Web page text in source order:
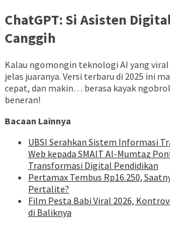
ChatGPT: Si Asisten
Canggih
Kalau ngomongin teknologi AI yang
jelas juaranya. Versi terbaru di 2025 ini
cepat, dan makin… berasa kayak
beneran!
Bacaan Lainnya
UBSI Serahkan Sistem Informasi
Web kepada SMAIT Al-Mumtaz
Transformasi Digital Pendidikan
Pertamax Tembus Rp16.250,
Pertalite?
Film Pesta Babi Viral 2026,
di Baliknya